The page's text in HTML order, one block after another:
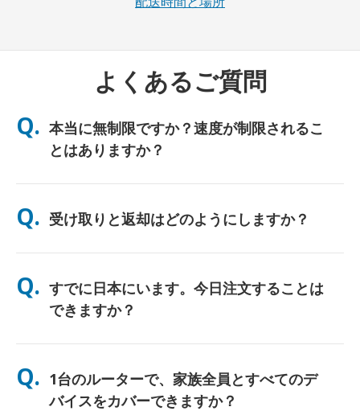
よくあるご質問
Q. 本当に無制限ですか？速度が制限されるこ
とはありますか？
はい。正真正銘の無制限です。当社ではFUP（公正使用方針）の
ータをご利用いただけます。（ただし、他のモバイルネットワー
クと同様、通信事業者の回線が一時的に混雑した場合、速度に影
響が出る可能性があります）。万が一、ポリシーに基づく速度制
ます。
Q. 受け取りと返却はどのようにしますか？
主要空港での受け取り、またはホテル/ご自宅へのお届け（チェ
み封筒が同梱されていますので、日本国内のどの郵便ポストに投
函するだけです。書類手続きやカウンターでの行列はありませ
Q. すでに日本にいます。今日注文することは
できますか？
はい。空港での当日受け取りが可能です。ホテルへのお届けの場
わせいただければ、お住まいの地域で最速のオプションを確認い
たします。
Q. 1台のルーターで、家族全員とすべてのデ
バイスをカバーできますか？